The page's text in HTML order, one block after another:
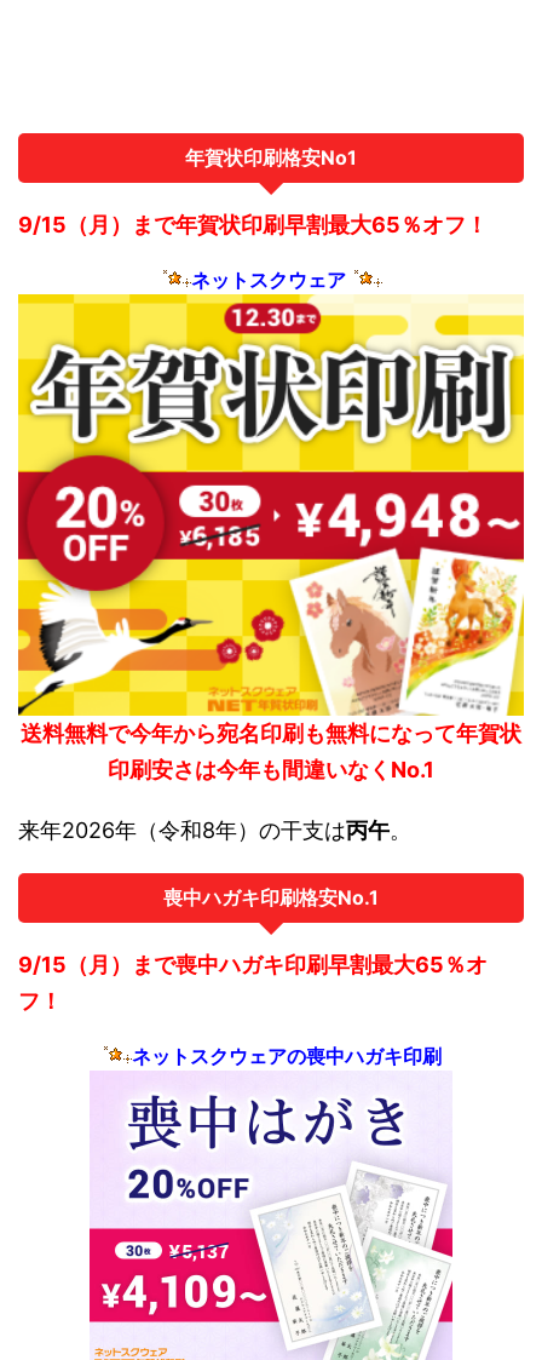
年賀状印刷格安No1
9/15（月）まで年賀状印刷早割最大65％オフ！
ネットスクウェア
送料無料で今年から宛名印刷も無料になって年賀状
印刷安さは今年も間違いなくNo.1
来年2026年（令和8年）の干支は丙午。
喪中ハガキ印刷格安No.1
9/15（月）まで喪中ハガキ印刷早割最大65％オ
フ！
ネットスクウェアの喪中ハガキ印刷